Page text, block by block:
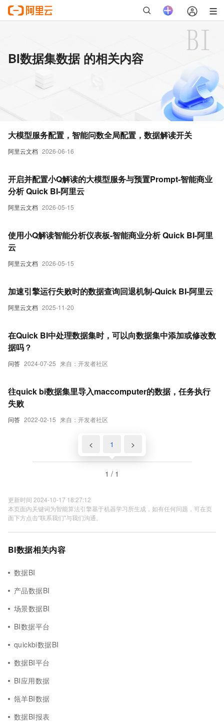
BI数据集数据 的相关内容
阿里云文档 2026-06-16
大模型服务配置，智能问数全局配置，数据解读开关
阿里云文档 2026-05-15
开启并配置小Q解读的大模型服务与预置Prompt-智能商业
分析 Quick BI-阿里云
阿里云文档 2026-05-15
使用小Q解读智能分析仪表板-智能商业分析 Quick BI-阿里
云
阿里云文档 2025-11-20
加速引擎运行失败时的数据查询回退机制-Quick BI-阿里云
问答 2024-07-25 来自：开发者社区
在Quick BI中处理数据集时，可以向数据集中添加或修改数
据吗？
问答 2022-02-15 来自：开发者社区
往quick bi数据集里导入maccomputer的数据，任务执行
失败
< 1 >
1 / 1
更新时间 2024-10-17 18:27:12
本页面内关键词为智能算法引擎基于机器学习所生成，如有任何问题，可在页
面下方点击"联系我们"与我们沟通。
BI数据相关内容
数据BI
产品数据BI
场景数据BI
BI数据平台
quickbi数据BI
数据BI平台
BI应用数据
瓴羊BI数据
数据BI报表